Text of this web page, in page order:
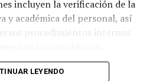
institucional para impulsar
en beneficio del municipio.
incluyen la verificación de la
y académica del personal, así
procedimientos internos
objeto de análisis se
LEYENDO